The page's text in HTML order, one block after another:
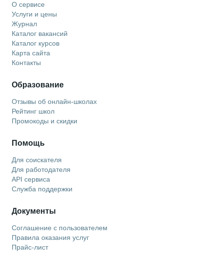
О сервисе
Услуги и цены
Журнал
Каталог вакансий
Каталог курсов
Карта сайта
Контакты
Образование
Отзывы об онлайн-школах
Рейтинг школ
Промокоды и скидки
Помощь
Для соискателя
Для работодателя
API сервиса
Служба поддержки
Документы
Соглашение с пользователем
Правила оказания услуг
Прайс-лист